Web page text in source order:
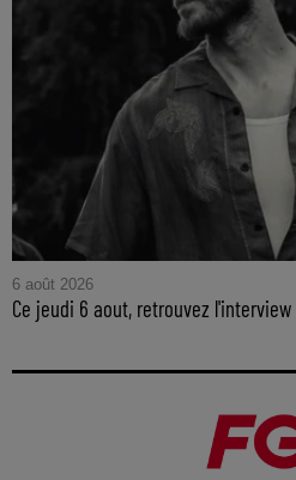
6 août 2026
Ce jeudi 6 aout, retrouvez